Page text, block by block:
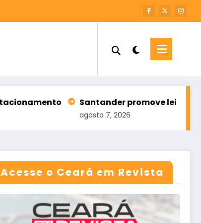
Santander promove leilão com 196
Acesse o Ceará em Revista